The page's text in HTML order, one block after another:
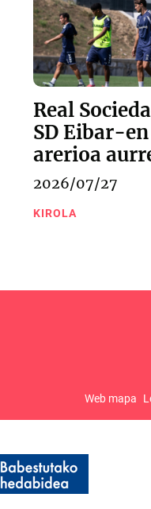
Real
SD Eibar-
arerioa
2026/07/27
KIROLA
Web mapa